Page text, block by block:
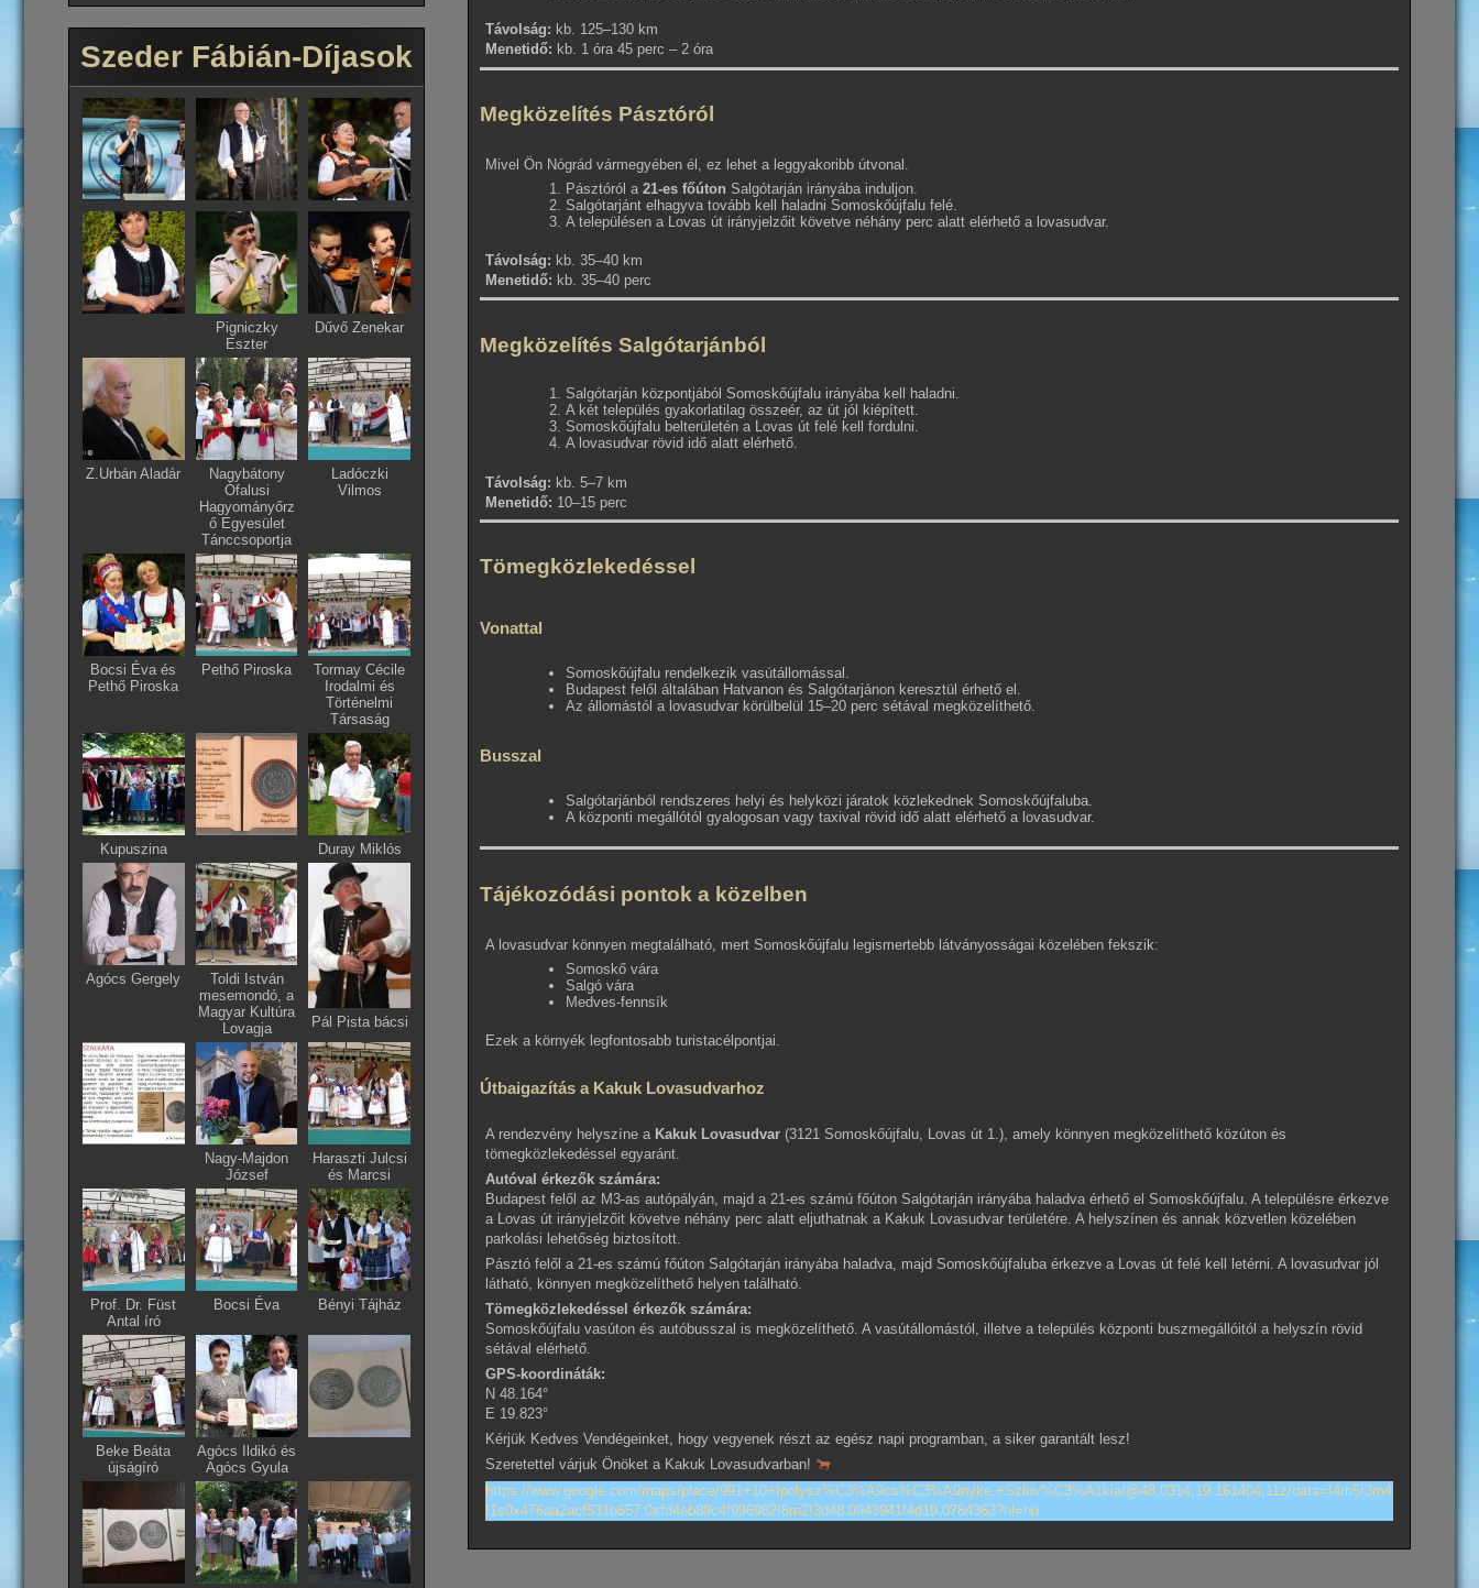
Távolság: kb. 125–130 km
Menetidő: kb. 1 óra 45 perc – 2 óra
Megközelítés Pásztóról
Mivel Ön Nógrád vármegyében él, ez lehet a leggyakoribb útvonal.
Pásztóról a21-es főúton Salgótarján irányába induljon.
Salgótarjánt elhagyva tovább kell haladni Somoskőújfalu felé.
A településen a Lovas út irányjelzőit követve néhány perc alatt elérhető a lovasudvar.
Távolság: kb. 35–40 km
Menetidő: kb. 35–40 perc
Megközelítés Salgótarjánból
Salgótarján központjából Somoskőújfalu irányába kell haladni.
A két település gyakorlatilag összeér, az út jól kiépített.
Somoskőújfalu belterületén a Lovas út felé kell fordulni.
A lovasudvar rövid idő alatt elérhető.
Távolság: kb. 5–7 km
Menetidő: 10–15 perc
Tömegközlekedéssel
Vonattal
Somoskőújfalu rendelkezik vasútállomással.
Budapest felől általában Hatvanon és Salgótarjánon keresztül érhető el.
Az állomástól a lovasudvar körülbelül 15–20 perc sétával megközelíthető.
Busszal
Salgótarjánból rendszeres helyi és helyközi járatok közlekednek Somoskőújfaluba.
A központi megállótól gyalogosan vagy taxival rövid idő alatt elérhető a lovasudvar.
Tájékozódási pontok a közelben
A lovasudvar könnyen megtalálható, mert Somoskőújfalu legismertebb látványosságai közelében fekszik:
Somoskő vára
Salgó vára
Medves-fennsík
Ezek a környék legfontosabb turistacélpontjai.
Útbaigazítás a Kakuk Lovasudvarhoz
A rendezvény helyszíne a Kakuk Lovasudvar (3121 Somoskőújfalu, Lovas út 1.), amely könnyen megközelíthető közúton és
tömegközlekedéssel egyaránt.
Autóval érkezők számára:
Budapest felől az M3-as autópályán, majd a 21-es számú főúton Salgótarján irányába haladva érhető el Somoskőújfalu. A településre érkezve
a Lovas út irányjelzőit követve néhány perc alatt eljuthatnak a Kakuk Lovasudvar területére. A helyszínen és annak közvetlen közelében
parkolási lehetőség biztosított.
Pásztó felől a 21-es számú főúton Salgótarján irányába haladva, majd Somoskőújfaluba érkezve a Lovas út felé kell letérni. A lovasudvar jól
látható, könnyen megközelíthető helyen található.
Tömegközlekedéssel érkezők számára:
Somoskőújfalu vasúton és autóbusszal is megközelíthető. A vasútállomástól, illetve a település központi buszmegállóitól a helyszín rövid
sétával elérhető.
GPS-koordináták:
N 48.164°
E 19.823°
Kérjük Kedves Vendégeinket, hogy vegyenek részt az egész napi programban, a siker garantált lesz!
Szeretettel várjuk Önöket a Kakuk Lovasudvarban!
https://www.google.com/maps/place/991+10+Ipolysz%C3%A9cs%C3%A9nyke,+Szlov%C3%A1kia/@48.0314,19.161404,11z/data=!4m5!3m4
!1s0x476aa2acf531b657:0xfd4eb89c4f996982!8m2!3d48.0943941!4d19.0784363?hl=hu
Szeder Fábián-Díjasok
Pigniczky
Eszter
Dűvő Zenekar
Z.Urbán Aladár
Nagybátony
Ófalusi
Hagyományőrz
ő Egyesület
Tánccsoportja
Ladóczki
Vilmos
Bocsi Éva és
Pethő Piroska
Pethő Piroska
Tormay Cécile
Irodalmi és
Történelmi
Társaság
Kupuszina Duray Miklós
Agócs Gergely
Toldi István
mesemondó, a
Magyar Kultúra
Lovagja
Pál Pista bácsi
Nagy-Majdon
József
Haraszti Julcsi
és Marcsi
Prof. Dr. Füst
Antal író
Bocsi Éva Bényi Tájház
Beke Beáta
újságíró
Agócs Ildikó és
Agócs Gyula